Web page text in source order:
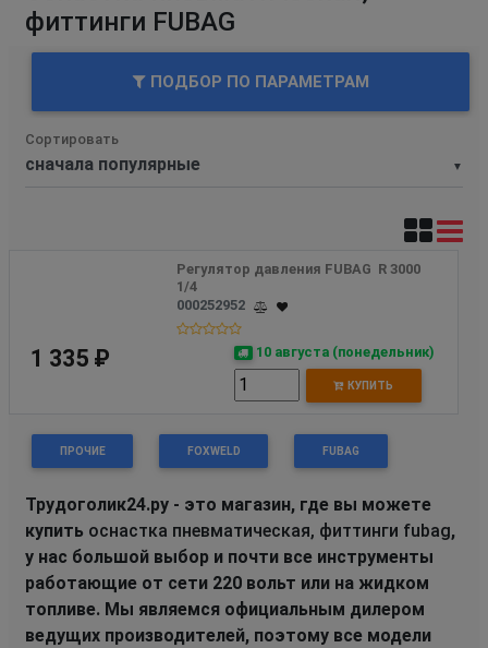
фиттинги FUBAG
ПОДБОР ПО ПАРАМЕТРАМ
▼
Сортировать
Регулятор давления FUBAG  R 3000
1/4
000252952
1 335 ₽ 10 августа (понедельник)
КУПИТЬ
ПРОЧИЕ FOXWELD FUBAG
Трудоголик24.ру - это магазин, где вы можете
купить оснастка пневматическая, фиттинги fubag,
у нас большой выбор и почти все инструменты
работающие от сети 220 вольт или на жидком
топливе. Мы являемся официальным дилером
ведущих производителей, поэтому все модели